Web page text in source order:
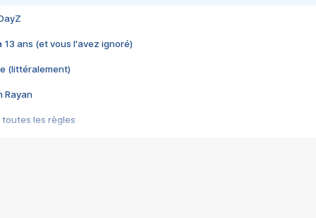
13 ans (et vous l'avez ignoré)
(littéralement)
Rayan
toutes les règles